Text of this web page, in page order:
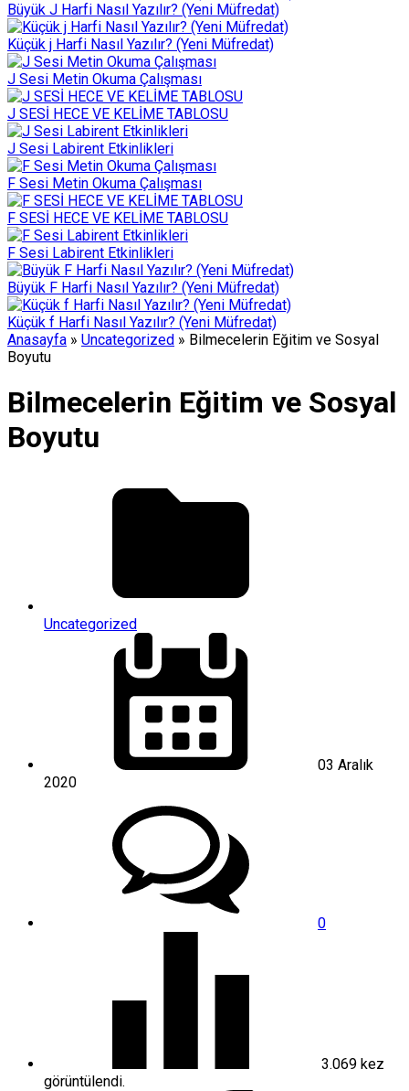
Büyük J Harfi Nasıl Yazılır? (Yeni Müfredat)
Küçük j Harfi Nasıl Yazılır? (Yeni Müfredat)
J Sesi Metin Okuma Çalışması
J SESİ HECE VE KELİME TABLOSU
J Sesi Labirent Etkinlikleri
F Sesi Metin Okuma Çalışması
F SESİ HECE VE KELİME TABLOSU
F Sesi Labirent Etkinlikleri
Büyük F Harfi Nasıl Yazılır? (Yeni Müfredat)
Küçük f Harfi Nasıl Yazılır? (Yeni Müfredat)
Anasayfa » Uncategorized » Bilmecelerin Eğitim ve Sosyal
Boyutu
Bilmecelerin Eğitim ve Sosyal
Boyutu
Uncategorized
03 Aralık
2020
0
3.069 kez
görüntülendi.